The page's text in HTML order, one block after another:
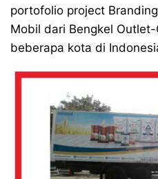
portofolio project
Mobil dari Bengkel
beberapa kota di